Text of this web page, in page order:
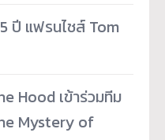
ปี แฟรนไชส์ Tom
Hood เข้าร่วมทีม
Mystery of